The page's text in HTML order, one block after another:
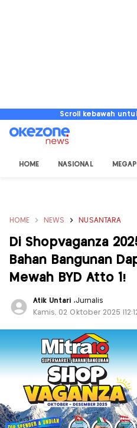
Scroll kebawah
HOME NASIONAL
HOME NEWS NUSANTARA
Di Shopvaganza
Bahan Bangunan
Mewah BYD Atto 1!
Atik Untari ,Jurnalis
Kamis, 02 Oktober 2025